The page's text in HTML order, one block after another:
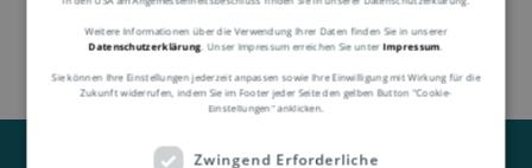
Weitere Informationen über die Verwendung Ihrer Daten finden Sie in unserer
Datenschutzerklärung . Unser Impressum erreichen Sie unterImpressum.
Sie können Ihre Einstellungen jederzeit anpassen sowie Ihre Einwilligung mit Wirkung für die
Zukunft widerrufen, indem Sie im Footer jeder Seite den gelben Button "Cookie-
Einstellungen" anklicken.
Zwingend Erforderliche